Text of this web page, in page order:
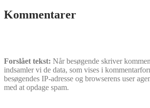
Kommentarer
Forslået tekst: Når besøgende skriver
indsamler vi de data, som vises i
besøgendes IP-adresse og browserens user
med at opdage spam.